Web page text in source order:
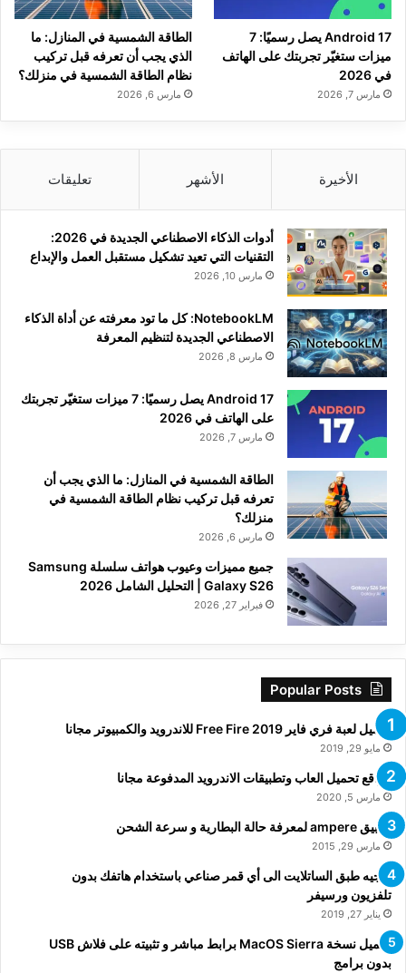
Android 17 يصل رسميًا: 7
ميزات ستغيّر تجربتك على الهاتف
في 2026
مارس 7, 2026
الطاقة الشمسية في المنازل: ما
الذي يجب أن تعرفه قبل تركيب
نظام الطاقة الشمسية في منزلك؟
مارس 6, 2026
الأخيرة الأشهر تعليقات
أدوات الذكاء الاصطناعي الجديدة في 2026:
التقنيات التي تعيد تشكيل مستقبل العمل والإبداع
مارس 10, 2026
NotebookLM: كل ما تود معرفته عن أداة الذكاء
الاصطناعي الجديدة لتنظيم المعرفة
مارس 8, 2026
Android 17 يصل رسميًا: 7 ميزات ستغيّر تجربتك
على الهاتف في 2026
مارس 7, 2026
الطاقة الشمسية في المنازل: ما الذي يجب أن
تعرفه قبل تركيب نظام الطاقة الشمسية في
منزلك؟
مارس 6, 2026
جميع مميزات وعيوب هواتف سلسلة Samsung
Galaxy S26 | التحليل الشامل 2026
فبراير 27, 2026
Popular Posts
تحميل لعبة فري فاير Free Fire 2019 للاندرويد والكمبيوتر مجانا
مايو 29, 2019
مواقع تحميل العاب وتطبيقات الاندرويد المدفوعة مجانا
مارس 5, 2020
تطبيق ampere لمعرفة حالة البطارية و سرعة الشحن
مارس 29, 2015
توجيه طبق الساتلايت الى أي قمر صناعي باستخدام هاتفك بدون
تلفزيون ورسيفر
يناير 27, 2019
تحميل نسخة MacOS Sierra برابط مباشر و تثبيته على فلاش USB
بدون برامج